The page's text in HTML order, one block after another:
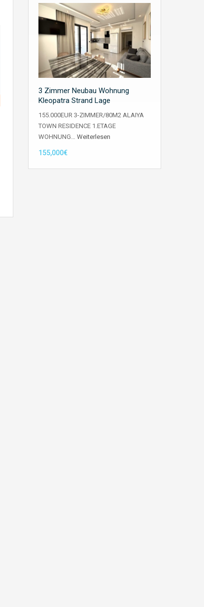
3 Zimmer Neubau Wohnung
Kleopatra Strand Lage
155.000EUR 3-ZIMMER/80M2 ALAIYA
TOWN RESIDENCE 1.ETAGE
WOHNUNG… Weiterlesen
155,000€